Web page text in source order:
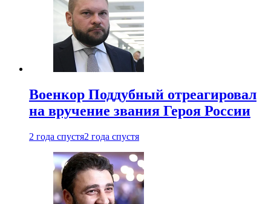
Военкор Поддубный отреагировал
на вручение звания Героя России
2 года спустя2 года спустя